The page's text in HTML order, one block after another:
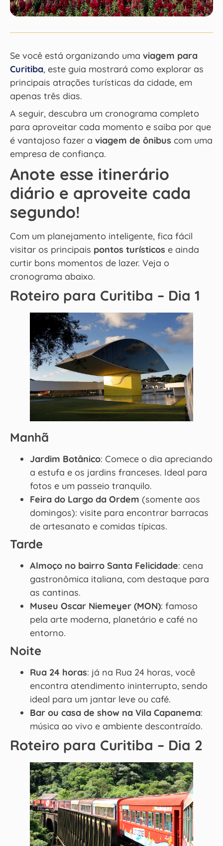
Se você está organizando uma viagem para
Curitiba, este guia mostrará como explorar as
principais atrações turísticas da cidade, em
apenas três dias.
A seguir, descubra um cronograma completo
para aproveitar cada momento e saiba por que
é vantajoso fazer a viagem de ônibus com uma
empresa de confiança.
Anote esse itinerário
diário e aproveite cada
segundo!
Com um planejamento inteligente, fica fácil
visitar os principais pontos turísticos e ainda
curtir bons momentos de lazer. Veja o
cronograma abaixo.
Roteiro para Curitiba – Dia 1
Manhã
Jardim Botânico: Comece o dia apreciando
a estufa e os jardins franceses. Ideal para
fotos e um passeio tranquilo.
Feira do Largo da Ordem (somente aos
domingos): visite para encontrar barracas
de artesanato e comidas típicas.
Tarde
Almoço no bairro Santa Felicidade: cena
gastronômica italiana, com destaque para
as cantinas.
Museu Oscar Niemeyer (MON): famoso
pela arte moderna, planetário e café no
entorno.
Noite
Rua 24 horas: já na Rua 24 horas, você
encontra atendimento ininterrupto, sendo
ideal para um jantar leve ou café.
Bar ou casa de show na Vila Capanema:
música ao vivo e ambiente descontraído.
Roteiro para Curitiba – Dia 2